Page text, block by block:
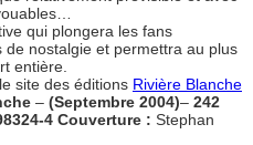
qui plongera les fans
de nostalgie et permettra au plus
entière.
site des éditions Rivière Blanche
– (Septembre 2004)– 242
4 Couverture : Stephan